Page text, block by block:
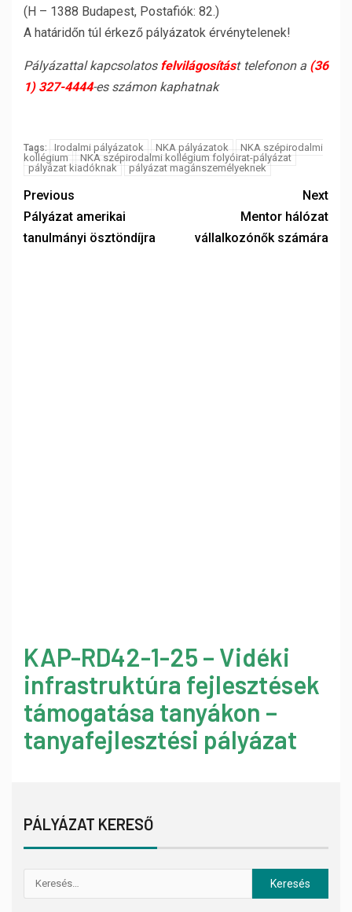
(H – 1388 Budapest, Postafiók: 82.)
A határidőn túl érkező pályázatok érvénytelenek!
Pályázattal kapcsolatos felvilágosítást telefonon a (36
1) 327-4444-es számon kaphatnak
Tags: Irodalmi pályázatok NKA pályázatok
NKA szépirodalmi
kollégium
NKA szépirodalmi kollégium folyóirat-pályázat
pályázat kiadóknak
pályázat magánszemélyeknek
Previous
Pályázat amerikai
tanulmányi ösztöndíjra
Next
Mentor hálózat
vállalkozónők számára
KAP-RD42-1-25 – Vidéki
infrastruktúra fejlesztések
támogatása tanyákon –
tanyafejlesztési pályázat
PÁLYÁZAT KERESŐ